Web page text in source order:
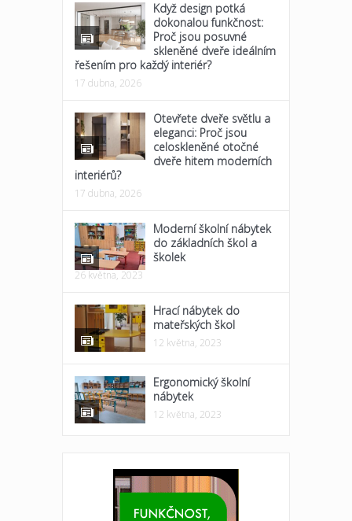
Když design potká
dokonalou funkčnost:
Proč jsou posuvné
skleněné dveře ideálním
řešením pro každý interiér?
17 dubna, 2026
Otevřete dveře světlu a
eleganci: Proč jsou
celoskleněné otočné
dveře hitem moderních
interiérů?
17 dubna, 2026
Moderní školní nábytek
do základních škol a
školek
26 května, 2023
Hrací nábytek do
mateřských škol
12 května, 2023
Ergonomický školní
nábytek
12 května, 2023